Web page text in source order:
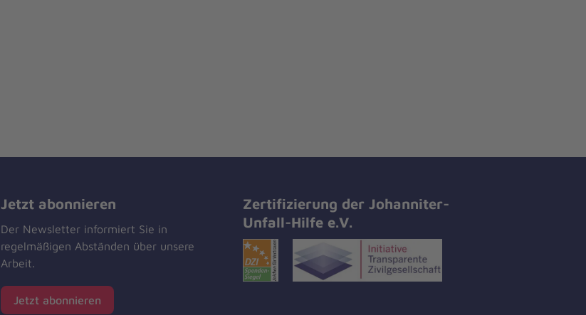
Jetzt abonnieren
Der Newsletter informiert Sie in
regelmäßigen Abständen über unsere
Arbeit.
Jetzt abonnieren
Zertifizierung der Johanniter-
Unfall-Hilfe e.V.